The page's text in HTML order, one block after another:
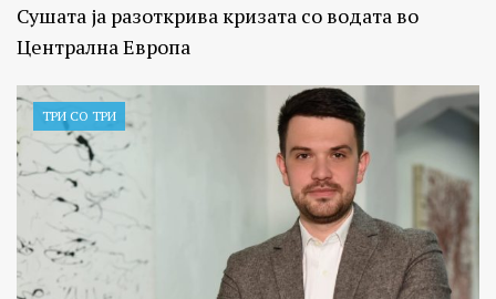
Сушата ја разоткрива кризата со водата во
Централна Европа
ТРИ СО ТРИ